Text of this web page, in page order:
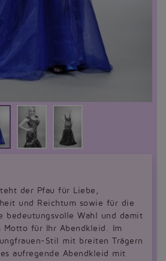
der Pfau für Liebe,
und Reichtum sowie für die
bedeutungsvolle Wahl und damit
Motto für Ihr Abendkleid. Im
Stil mit breiten Trägern
aufregende Abendkleid mit